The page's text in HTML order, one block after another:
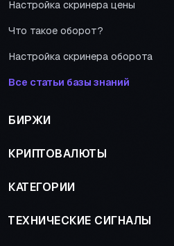
Настройка скринера цены
Что такое оборот?
Настройка скринера оборота
Все статьи базы знаний
БИРЖИ
КРИПТОВАЛЮТЫ
КАТЕГОРИИ
ТЕХНИЧЕСКИЕ СИГНАЛЫ